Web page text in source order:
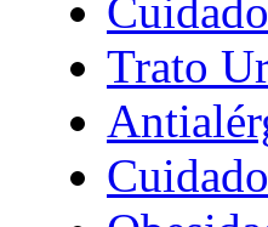
Trato